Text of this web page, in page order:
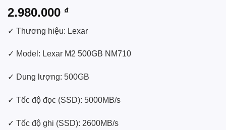
2.980.000 ₫
✓ Thương hiệu: Lexar
✓ Model: Lexar M2 500GB NM710
✓ Dung lượng: 500GB
✓ Tốc độ đọc (SSD): 5000MB/s
✓ Tốc độ ghi (SSD): 2600MB/s